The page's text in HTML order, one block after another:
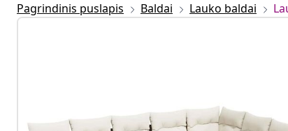
Pagrindinis puslapis Baldai Lauko baldai